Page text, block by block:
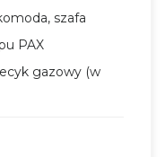
szafa
PAX
gazowy (w